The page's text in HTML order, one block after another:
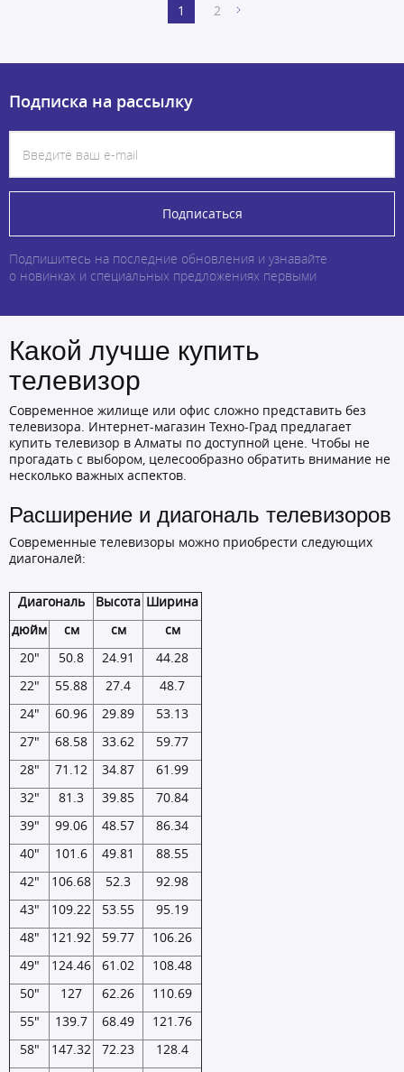
1 2
Подписка на рассылку
Подписаться
Подпишитесь на последние обновления и узнавайте
о новинках и специальных предложениях первыми
Какой лучше купить
телевизор
Современное жилище или офис сложно представить без
телевизора. Интернет-магазин Техно-Град предлагает
купить телевизор в Алматы по доступной цене. Чтобы не
прогадать с выбором, целесообразно обратить внимание не
несколько важных аспектов.
Расширение и диагональ телевизоров
Современные телевизоры можно приобрести следующих
диагоналей:
Диагональ Высота Ширина
дюйм
см см
см
20"
50.8 24.91
44.28
22"
55.88 27.4
48.7
24"
60.96 29.89
53.13
27"
68.58 33.62
59.77
28"
71.12 34.87
61.99
32"
81.3 39.85
70.84
39"
99.06 48.57
86.34
40"
101.6 49.81
88.55
42"
106.68 52.3
92.98
43"
109.22 53.55
95.19
48"
121.92 59.77
106.26
49"
124.46 61.02
108.48
50"
127 62.26
110.69
55"
139.7 68.49
121.76
58"
147.32 72.23
128.4